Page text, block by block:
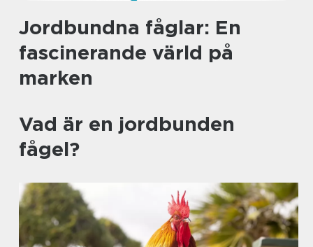
Jordbundna fåglar: En
fascinerande värld på
marken
Vad är en jordbunden
fågel?